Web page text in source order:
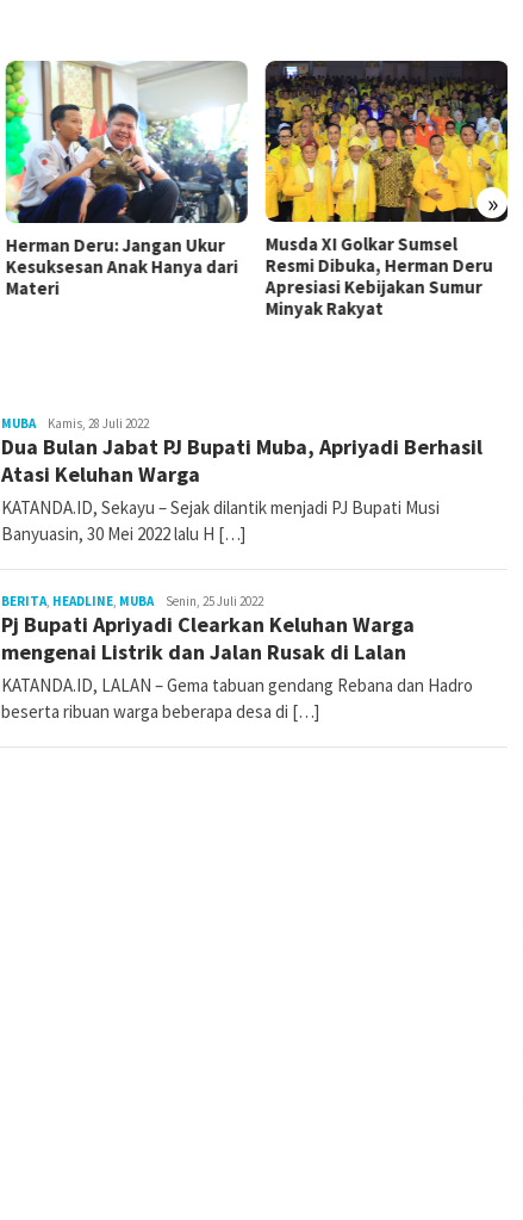
»
Herman Deru: Jangan Ukur
Kesuksesan Anak Hanya dari
Materi
Musda XI Golkar Sumsel
Resmi Dibuka, Herman Deru
Apresiasi Kebijakan Sumur
Minyak Rakyat
MUBA katanda_admin
Kamis, 28 Juli 2022
Dua Bulan Jabat PJ Bupati Muba, Apriyadi Berhasil
Atasi Keluhan Warga
KATANDA.ID, Sekayu – Sejak dilantik menjadi PJ Bupati Musi
Banyuasin, 30 Mei 2022 lalu H […]
BERITA HEADLINE MUBA katanda_admin
Senin, 25 Juli 2022
Pj Bupati Apriyadi Clearkan Keluhan Warga
mengenai Listrik dan Jalan Rusak di Lalan
KATANDA.ID, LALAN – Gema tabuan gendang Rebana dan Hadro
beserta ribuan warga beberapa desa di […]